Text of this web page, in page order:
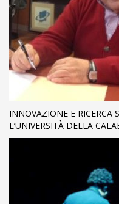
INNOVAZIONE E RICERCA
L’UNIVERSITÀ DELLA